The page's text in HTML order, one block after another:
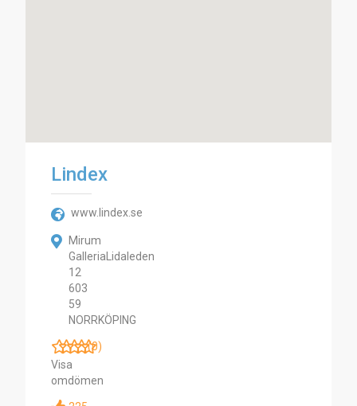
Lindex
www.lindex.se
Mirum
GalleriaLidaleden
12
603
59
NORRKÖPING
(0)
Visa
omdömen